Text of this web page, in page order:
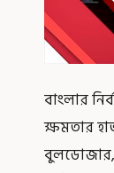
বাংলার
ক্ষমতার
বুলডোজার,